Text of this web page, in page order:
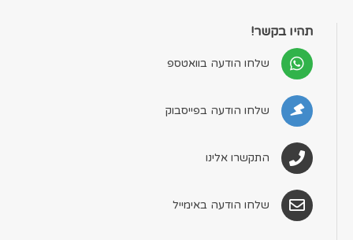
תהיו בקשר!
שלחו הודעה בוואטספ
שלחו הודעה בפייסבוק
התקשרו אלינו
שלחו הודעה באימייל